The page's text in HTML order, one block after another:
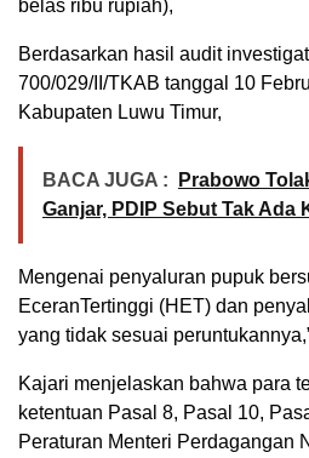
belas ribu rupiah),
Berdasarkan hasil audit
700/029/II/TKAB tanggal 10
Kabupaten Luwu Timur,
BACA JUGA :
Prabowo
Ganjar, PDIP Sebut Tak Ada
Mengenai penyaluran pupuk
EceranTertinggi (HET) dan
yang tidak sesuai
Kajari menjelaskan bahwa para
ketentuan Pasal 8, Pasal 10,
Peraturan Menteri Perdagangan